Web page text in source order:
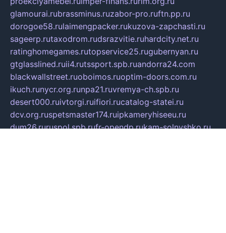
glamourai.rubrassminus.ruzabor-pro.ruftn.pp.ru
dorogoe58.rulaimengpacker.rukuzova-zapchasti.ru
sageerp.rutaxodrom.rudsrazvitie.ruhardcity.net.ru
ratinghomegames.rutopservice25.rugubernyan.ru
gtglasslined.ruii4.rutssport.spb.ruandorra24.com
blackwallstreet.ruoboimos.ruoptim-doors.com.ru
ikuch.runycr.org.runpa21.ruvremya-ch.spb.ru
desert000.ruivtorgi.ruifiori.rucatalog-statei.ru
dcv.org.ruspetsmaster174.ruipkameryhiseeu.ru
dum26.ruruspol.spb.rufr-opendp.rukam-solnyshko.ru